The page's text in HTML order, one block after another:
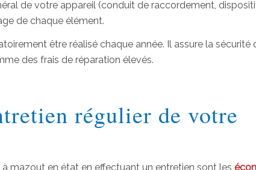
de votre appareil (conduit de raccordement,
de chaque élément.
être réalisé chaque année. Il assure la sécurité
des frais de réparation élevés.
régulier de votre
mazout en état en effectuant un entretien sont les